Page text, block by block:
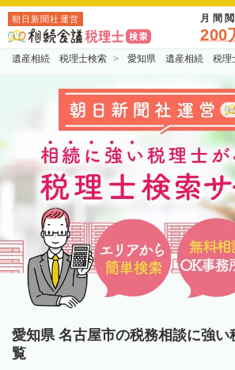
朝日新聞社運営 月間
200
遺産相続 税理士検索 愛知県 遺産相続 税理
愛知県 名古屋市の税務相談に強い
覧